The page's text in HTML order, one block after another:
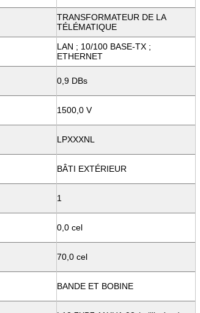
TRANSFORMATEUR DE LA
TÉLÉMATIQUE
LAN ; 10/100 BASE-TX ;
ETHERNET
0,9 DBs
1500,0 V
LPXXXNL
BÂTI EXTÉRIEUR
1
0,0 cel
70,0 cel
BANDE ET BOBINE